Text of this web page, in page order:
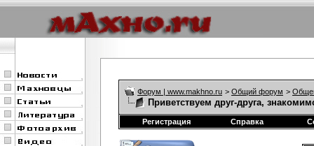
Форум | www.makhno.ru > Общий форум >
Приветствуем друг-друга,
Регистрация Справка